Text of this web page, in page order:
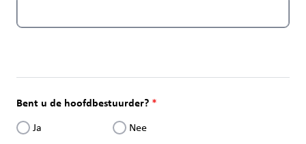
Bent u de hoofdbestuurder?
Ja Nee